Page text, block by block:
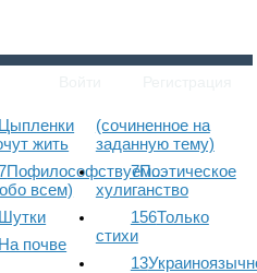
Цыпленки
жить
Пофилософствуем...
всем)
Шутки
На почве
(сочиненное на
заданную тему)
7Поэтическое
хулиганство
156Только
стихи
13